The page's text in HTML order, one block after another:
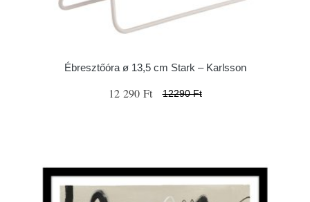
Ébresztőóra ø 13,5 cm Stark – Karlsson
12 290 Ft 12290 Ft